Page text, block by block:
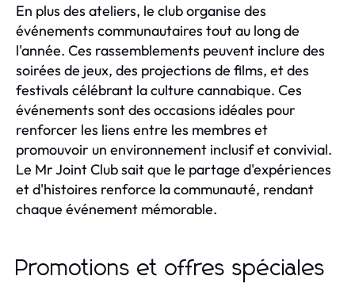
En plus des ateliers, le club organise des
événements communautaires tout au long de
l'année. Ces rassemblements peuvent inclure des
soirées de jeux, des projections de films, et des
festivals célébrant la culture cannabique. Ces
événements sont des occasions idéales pour
renforcer les liens entre les membres et
promouvoir un environnement inclusif et convivial.
Le Mr Joint Club sait que le partage d'expériences
et d'histoires renforce la communauté, rendant
chaque événement mémorable.
Promotions et offres spéciales